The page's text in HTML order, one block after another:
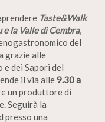
Taste&Walk
la Valle di Cembra,
del
grazie alle
dei Sapori del
il via alle9.30 a
un produttore di
Seguirà la
presso una